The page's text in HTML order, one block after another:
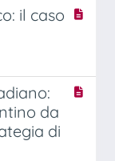
il caso
da
di